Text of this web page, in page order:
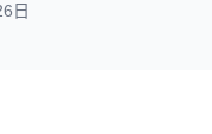
日